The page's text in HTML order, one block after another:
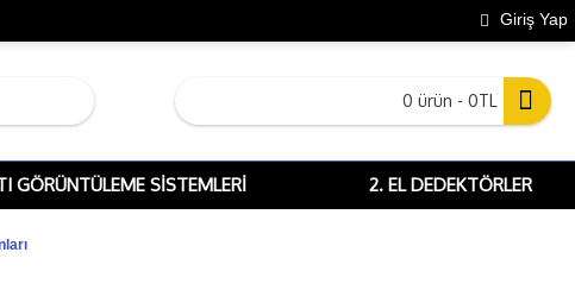
Giriş Yap
0 ürün - 0TL
GÖRÜNTÜLEME SISTEMLERI 2. EL DEDEKTÖRLER